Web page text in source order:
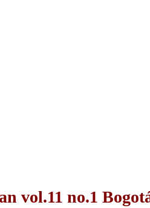
vol.11 no.1